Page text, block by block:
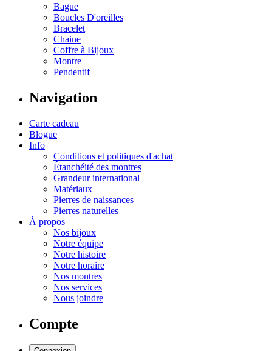
Bague
Boucles D'oreilles
Bracelet
Chaine
Coffre à Bijoux
Montre
Pendentif
Navigation
Carte cadeau
Blogue
Info
Conditions et politiques d'achat
Étanchéité des montres
Grandeur international
Matériaux
Pierres de naissances
Pierres naturelles
À propos
Nos bijoux
Notre équipe
Notre histoire
Notre horaire
Nos montres
Nos services
Nous joindre
Compte